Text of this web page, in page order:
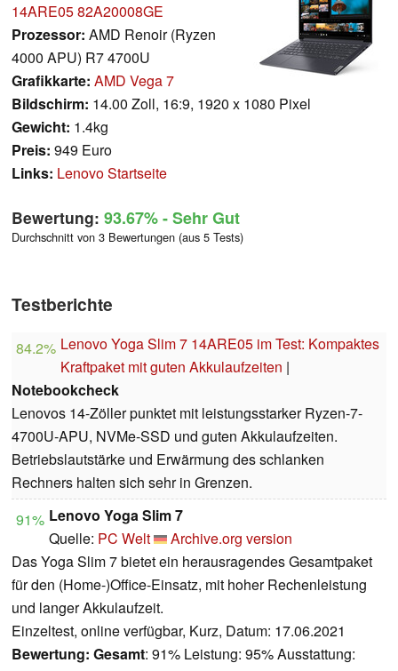
14ARE05 82A20008GE
Prozessor: AMD Renoir (Ryzen
4000 APU) R7 4700U
Grafikkarte: AMD Vega 7
Bildschirm: 14.00 Zoll, 16:9, 1920 x 1080 Pixel
Gewicht: 1.4kg
Preis: 949 Euro
Links: Lenovo Startseite
Bewertung: 93.67%- Sehr Gut
Durchschnitt von 3 Bewertungen (aus 5 Tests)
Testberichte
84.2% Lenovo Yoga Slim 7 14ARE05 im Test: Kompaktes
Kraftpaket mit guten Akkulaufzeiten |
Notebookcheck
Lenovos 14-Zöller punktet mit leistungsstarker Ryzen-7-
4700U-APU, NVMe-SSD und guten Akkulaufzeiten.
Betriebslautstärke und Erwärmung des schlanken
Rechners halten sich sehr in Grenzen.
91% Lenovo Yoga Slim 7
Quelle: PC Welt
Archive.org version
Das Yoga Slim 7 bietet ein herausragendes Gesamtpaket
für den (Home-)Office-Einsatz, mit hoher Rechenleistung
und langer Akkulaufzeit.
Einzeltest, online verfügbar, Kurz, Datum: 17.06.2021
Bewertung: Gesamt: 91% Leistung: 95% Ausstattung: